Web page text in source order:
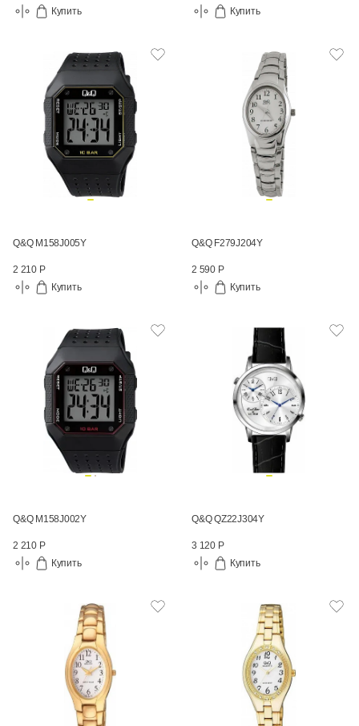
Купить
Купить
Q&Q M158J005Y
2 210 Р
Купить
Q&Q F279J204Y
2 590 Р
Купить
Q&Q M158J002Y
2 210 Р
Купить
Q&Q QZ22J304Y
3 120 Р
Купить